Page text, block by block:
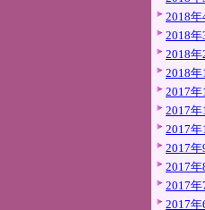
2018年
2018年
2018年
2018年
2017年
2017年
2017年
2017年
2017年
2017年
2017年